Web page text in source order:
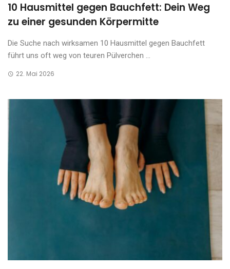
10 Hausmittel gegen Bauchfett: Dein Weg
zu einer gesunden Körpermitte
Die Suche nach wirksamen 10 Hausmittel gegen Bauchfett
führt uns oft weg von teuren Pülverchen ...
22. Mai 2026